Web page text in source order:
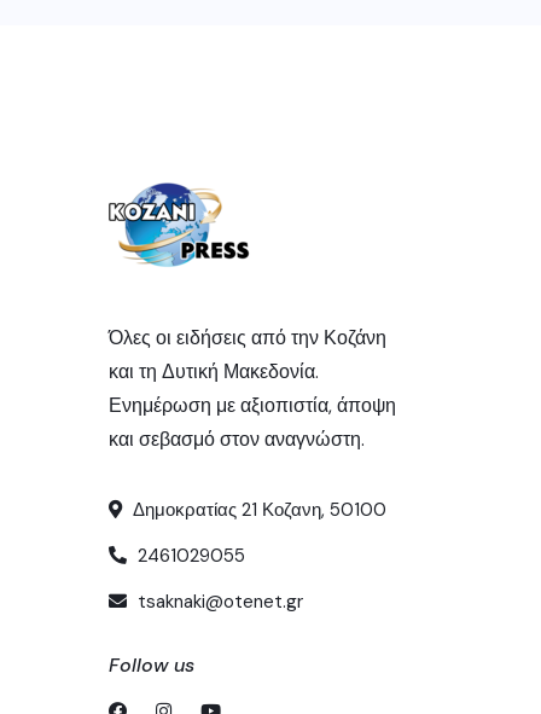
Όλες οι ειδήσεις από την Κοζάνη
και τη Δυτική Μακεδονία.
Ενημέρωση με αξιοπιστία, άποψη
και σεβασμό στον αναγνώστη.
Δημοκρατίας 21 Κοζανη, 50100
2461029055
tsaknaki@otenet.gr
Follow us